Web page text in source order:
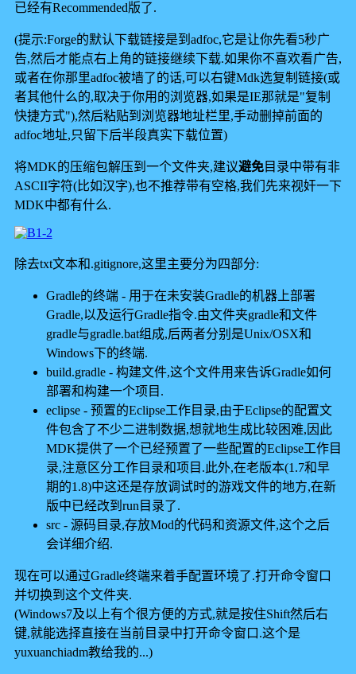
已经有Recommended版了.
(提示:Forge的默认下载链接是到adfoc,它是让你先看5秒广
告,然后才能点右上角的链接继续下载.如果你不喜欢看广告,
或者在你那里adfoc被墙了的话,可以右键Mdk选复制链接(或
者其他什么的,取决于你用的浏览器,如果是IE那就是"复制
快捷方式"),然后粘贴到浏览器地址栏里,手动删掉前面的
adfoc地址,只留下后半段真实下载位置)
将MDK的压缩包解压到一个文件夹,建议避免目录中带有非
ASCII字符(比如汉字),也不推荐带有空格,我们先来视奸一下
MDK中都有什么.
除去txt文本和.gitignore,这里主要分为四部分:
Gradle的终端 - 用于在未安装Gradle的机器上部署
Gradle,以及运行Gradle指令.由文件夹gradle和文件
gradle与gradle.bat组成,后两者分别是Unix/OSX和
Windows下的终端.
build.gradle - 构建文件,这个文件用来告诉Gradle如何
部署和构建一个项目.
eclipse - 预置的Eclipse工作目录,由于Eclipse的配置文
件包含了不少二进制数据,想就地生成比较困难,因此
MDK提供了一个已经预置了一些配置的Eclipse工作目
录,注意区分工作目录和项目.此外,在老版本(1.7和早
期的1.8)中这还是存放调试时的游戏文件的地方,在新
版中已经改到run目录了.
src - 源码目录,存放Mod的代码和资源文件,这个之后
会详细介绍.
现在可以通过Gradle终端来着手配置环境了.打开命令窗口
并切换到这个文件夹.
(Windows7及以上有个很方便的方式,就是按住Shift然后右
键,就能选择直接在当前目录中打开命令窗口.这个是
yuxuanchiadm教给我的...)